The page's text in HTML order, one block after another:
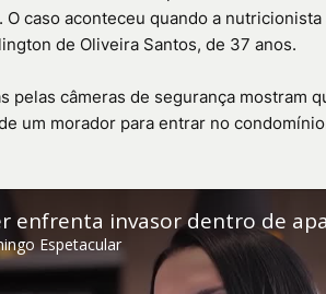
caso aconteceu quando a
de Oliveira Santos, de 37 anos.
pelas câmeras de segurança mostram
um morador para entrar no